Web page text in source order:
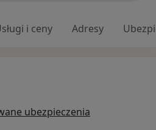
i ceny Adresy
ubezpieczenia